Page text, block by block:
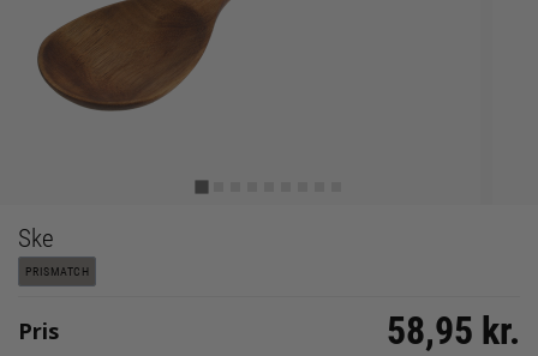
Ske
PRISMATCH
Pris 58,95 kr.